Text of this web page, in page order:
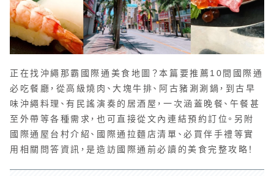
正在找沖繩那霸國際通美食地圖？本篇要推薦10間國際通
必吃餐廳，從高級燒肉、大塊牛排、阿古豬涮涮鍋，到古早
味沖繩料理、有民謠演奏的居酒屋，一次涵蓋晚餐、午餐甚
至外帶等各種需求，也可直接從文內連結預約訂位。另附
國際通屋台村介紹、國際通拉麵店清單、必買伴手禮等實
用相關問答資訊，是造訪國際通前必讀的美食完整攻略！